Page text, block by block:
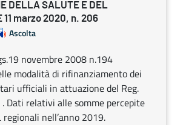
DELLA SALUTE E DEL
11 marzo 2020, n. 206
Ascolta
novembre 2008 n.194
modalità di rifinanziamento dei
ufficiali in attuazione del Reg.
. Dati relativi alle somme percepite
regionali nell’anno 2019.